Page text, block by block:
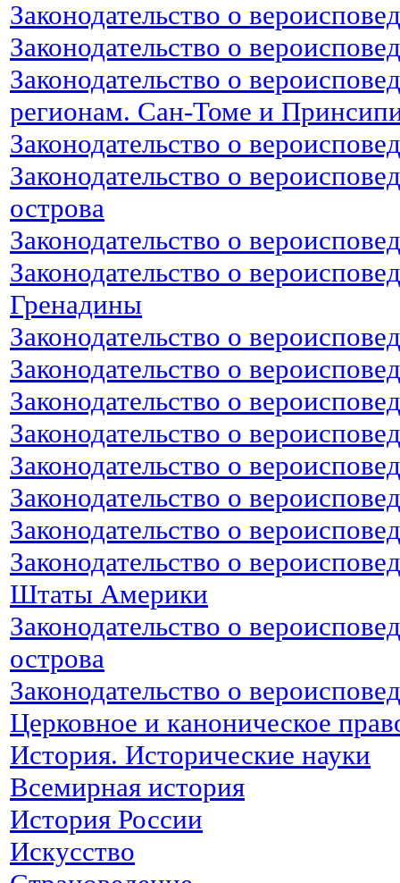
Законодательство о
Законодательство о
Законодательство о
регионам. Сан-Томе и
Законодательство о
Законодательство о
острова
Законодательство о
Законодательство о
Гренадины
Законодательство о
Законодательство о
Законодательство о
Законодательство о
Законодательство о
Законодательство о
Законодательство о
Законодательство о
Штаты Америки
Законодательство о
острова
Законодательство о
Церковное и каноническое
История. Исторические науки
Всемирная история
История России
Искусство